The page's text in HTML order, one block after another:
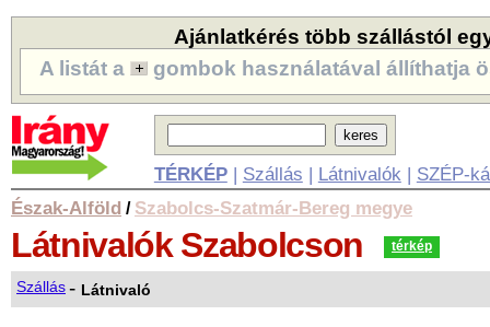
Ajánlatkérés több szállástól
A listát a
gombok használatával állíthatja
TÉRKÉP| Szállás | Látnivalók | SZÉP-
Észak-Alföld / Szabolcs-Szatmár-Bereg megye
Látnivalók Szabolcson térkép
Szállás- Látnivaló